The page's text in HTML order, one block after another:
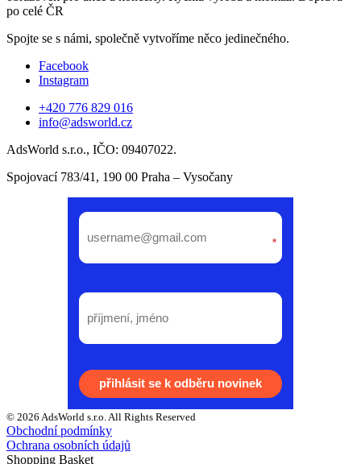
po celé ČR
Spojte se s námi, společně vytvoříme něco jedinečného.
Facebook
Instagram
+420 776 829 016
info@adsworld.cz
AdsWorld s.r.o., IČO: 09407022.
Spojovací 783/41, 190 00 Praha – Vysočany
*
přihlásit se k odběru novinek
© 2026 AdsWorld s.r.o. All Rights Reserved
Obchodní podmínky
Ochrana osobních údajů
Shopping Basket